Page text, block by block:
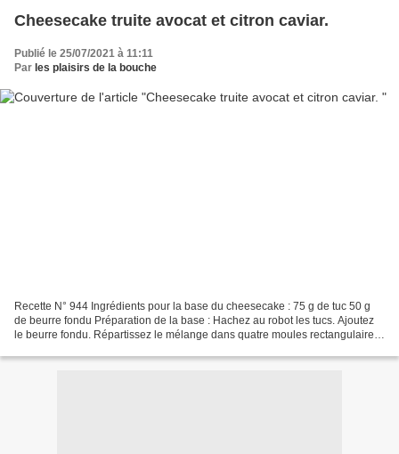
Cheesecake truite avocat et citron caviar.
Publié le 25/07/2021 à 11:11
Par les plaisirs de la bouche
Recette N° 944 Ingrédients pour la base du cheesecake : 75 g de tuc 50 g
de beurre fondu Préparation de la base : Hachez au robot les tucs. Ajoutez
le beurre fondu. Répartissez le mélange dans quatre moules rectangulaire